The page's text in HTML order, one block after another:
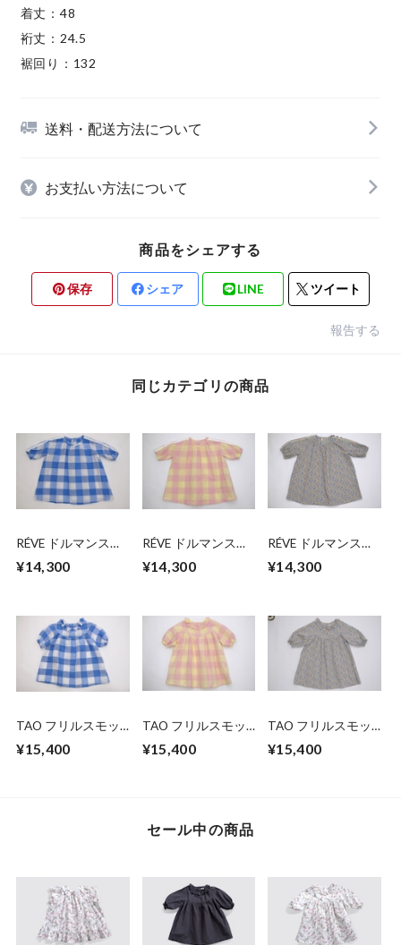
着丈：48
裄丈：24.5
裾回り：132
送料・配送方法について
お支払い方法について
商品をシェアする
保存 シェア LINE ツイート
報告する
同じカテゴリの商品
RÉVE ドルマンスリ
¥14,300
RÉVE ドルマンスリ
¥14,300
RÉVE ドルマンスリ
¥14,300
TAO フリルスモッ
¥15,400
TAO フリルスモッ
¥15,400
TAO フリルスモッ
¥15,400
セール中の商品